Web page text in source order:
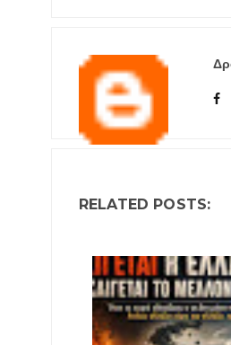
RELATED POSTS: